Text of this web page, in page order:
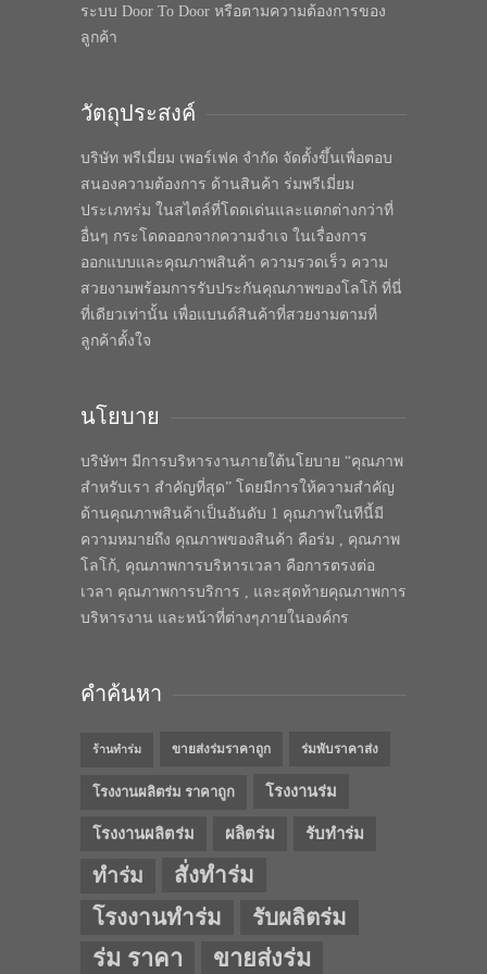
ระบบ Door To Door หรือตามความต้องการของ
ลูกค้า
วัตถุประสงค์
บริษัท พรีเมี่ยม เพอร์เฟค จำกัด จัดตั้งขึ้นเพื่อตอบ
สนองความต้องการ ด้านสินค้า ร่มพรีเมี่ยม
ประเภทร่ม ในสไตล์ที่โดดเด่นและแตกต่างกว่าที่
อื่นๆ กระโดดออกจากความจำเจ ในเรื่องการ
ออกแบบและคุณภาพสินค้า ความรวดเร็ว ความ
สวยงามพร้อมการรับประกันคุณภาพของโลโก้ ที่นี่
ที่เดียวเท่านั้น เพื่อแบนด์สินค้าที่สวยงามตามที่
ลูกค้าตั้งใจ
นโยบาย
บริษัทฯ มีการบริหารงานภายใต้นโยบาย “คุณภาพ
สำหรับเรา สำคัญที่สุด” โดยมีการให้ความสำคัญ
ด้านคุณภาพสินค้าเป็นอันดับ 1 คุณภาพในทีนี้มี
ความหมายถึง คุณภาพของสินค้า คือร่ม , คุณภาพ
โลโก้, คุณภาพการบริหารเวลา คือการตรงต่อ
เวลา คุณภาพการบริการ , และสุดท้ายคุณภาพการ
บริหารงาน และหน้าที่ต่างๆภายในองค์กร
คำค้นหา
ร้านทำร่ม ขายส่งร่มราคาถูก ร่มพับราคาส่ง
โรงงานผลิตร่ม ราคาถูก โรงงานร่ม
โรงงานผลิตร่ม ผลิตร่ม รับทำร่ม
ทำร่ม
สั่งทำร่ม
โรงงานทำร่ม
รับผลิตร่ม
ร่ม ราคา ขายส่งร่ม